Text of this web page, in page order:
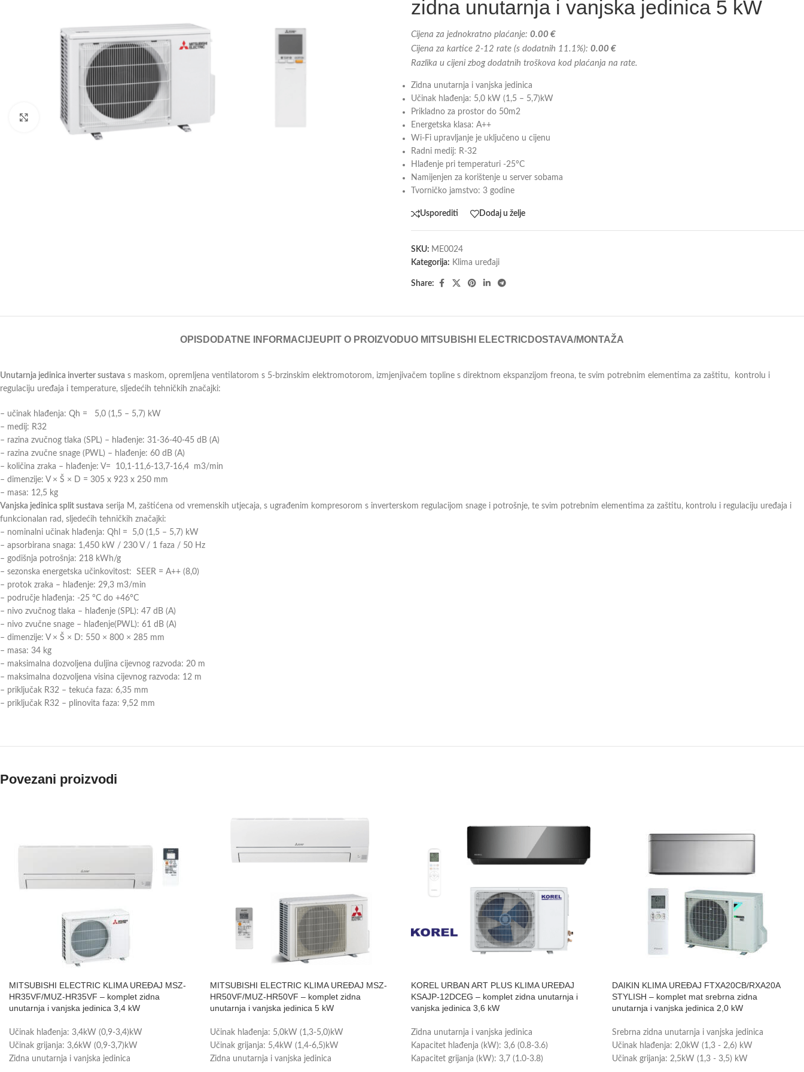
Kliknite za veću sliku
zidna unutarnja i vanjska jedinica 5 kW
Cijena za jednokratno plaćanje: 0.00 €
Cijena za kartice 2-12 rate (s dodatnih 11.1%): 0.00 €
Razlika u cijeni zbog dodatnih troškova kod plaćanja na rate.
Zidna unutarnja i vanjska jedinica
Učinak hlađenja: 5,0 kW (1,5 – 5,7)kW
Prikladno za prostor do 50m2
Energetska klasa: A++
Wi-Fi upravljanje je uključeno u cijenu
Radni medij: R-32
Hlađenje pri temperaturi -25°C
Namijenjen za korištenje u server sobama
Tvorničko jamstvo: 3 godine
Usporediti Dodaj u želje
SKU: ME0024
Kategorija: Klima uređaji
Share:
OPIS DODATNE INFORMACIJEUPIT O PROIZVODUO MITSUBISHI ELECTRIC DOSTAVA/MONTAŽA
Unutarnja jedinica inverter sustava s maskom, opremljena ventilatorom s 5-brzinskim elektromotorom, izmjenjivačem topline s direktnom ekspanzijom freona, te svim potrebnim elementima za zaštitu, kontrolu i
regulaciju uređaja i temperature, sljedećih tehničkih značajki:
– učinak hlađenja: Qh = 5,0 (1,5 – 5,7) kW
– medij: R32
– razina zvučnog tlaka (SPL) – hlađenje: 31-36-40-45 dB (A)
– razina zvučne snage (PWL) – hlađenje: 60 dB (A)
– količina zraka – hlađenje: V= 10,1-11,6-13,7-16,4 m3/min
– dimenzije: V × Š × D = 305 x 923 x 250 mm
– masa: 12,5 kg
Vanjska jedinica split sustava serija M, zaštićena od vremenskih utjecaja, s ugrađenim kompresorom s inverterskom regulacijom snage i potrošnje, te svim potrebnim elementima za zaštitu, kontrolu i regulaciju uređaja i
funkcionalan rad, sljedećih tehničkih značajki:
– nominalni učinak hlađenja: Qhl = 5,0 (1,5 – 5,7) kW
– apsorbirana snaga: 1,450 kW / 230 V / 1 faza / 50 Hz
– godišnja potrošnja: 218 kWh/g
– sezonska energetska učinkovitost: SEER = A++ (8,0)
– protok zraka – hlađenje: 29,3 m3/min
– područje hlađenja: -25 °C do +46°C
– nivo zvučnog tlaka – hlađenje (SPL): 47 dB (A)
– nivo zvučne snage – hlađenje(PWL): 61 dB (A)
– dimenzije: V × Š × D: 550 × 800 × 285 mm
– masa: 34 kg
– maksimalna dozvoljena duljina cijevnog razvoda: 20 m
– maksimalna dozvoljena visina cijevnog razvoda: 12 m
– priključak R32 – tekuća faza: 6,35 mm
– priključak R32 – plinovita faza: 9,52 mm
Povezani proizvodi
MITSUBISHI ELECTRIC KLIMA UREĐAJ MSZ-
HR35VF/MUZ-HR35VF – komplet zidna
unutarnja i vanjska jedinica 3,4 kW
Učinak hlađenja: 3,4kW (0,9-3,4)kW
Učinak grijanja: 3,6kW (0,9-3,7)kW
Zidna unutarnja i vanjska jedinica
MITSUBISHI ELECTRIC KLIMA UREĐAJ MSZ-
HR50VF/MUZ-HR50VF – komplet zidna
unutarnja i vanjska jedinica 5 kW
Učinak hlađenja: 5,0kW (1,3-5,0)kW
Učinak grijanja: 5,4kW (1,4-6,5)kW
Zidna unutarnja i vanjska jedinica
KOREL URBAN ART PLUS KLIMA UREĐAJ
KSAJP-12DCEG – komplet zidna unutarnja i
vanjska jedinica 3,6 kW
Zidna unutarnja i vanjska jedinica
Kapacitet hlađenja (kW): 3,6 (0.8-3.6)
Kapacitet grijanja (kW): 3,7 (1.0-3.8)
DAIKIN KLIMA UREĐAJ FTXA20CB/RXA20A
STYLISH – komplet mat srebrna zidna
unutarnja i vanjska jedinica 2,0 kW
Srebrna zidna unutarnja i vanjska jedinica
Učinak hlađenja: 2,0kW (1,3 - 2,6) kW
Učinak grijanja: 2,5kW (1,3 - 3,5) kW